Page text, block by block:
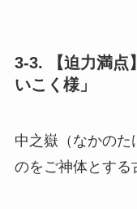
3-3. 【迫力満点
いこく様」
中之嶽（なかのた
のをご神体とする